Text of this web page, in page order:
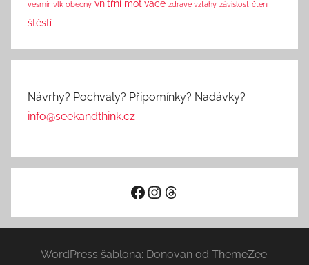
vesmír vlk obecný vnitřní motivace zdravé vztahy závislost čtení
štěstí
Návrhy? Pochvaly? Připomínky? Nadávky?
info@seekandthink.cz
Facebook
Instagram
Threads
WordPress šablona: Donovan od ThemeZee.